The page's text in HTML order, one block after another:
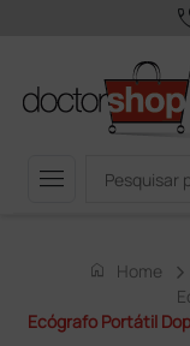
menu
home Home
Ecógrafo Portátil